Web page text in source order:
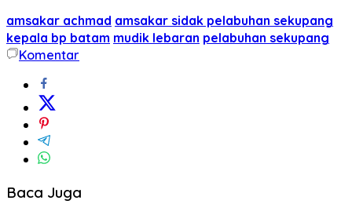
amsakar achmad amsakar sidak pelabuhan sekupang
kepala bp batam mudik lebaran pelabuhan sekupang
Komentar
Baca Juga